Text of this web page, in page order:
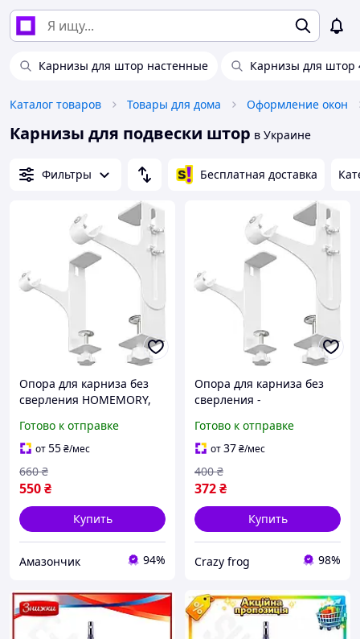
Карнизы для штор настенные Карнизы для штор
Каталог товаров Товары для дома Оформление окон
Карнизы для подвески штор в Украине
Фильтры Бесплатная доставка
Опора для карниза без
сверления HOMEMORY,
инструментов,
регулируемая 14 25 см,
белая, комплект 2 шт
Готово к отправке
от55₴/мес
550₴
660 ₴
Купить
Амазончик 94%
Опора для карниза без
сверления -
сверления, Карниз для
шкафа с ролетами,
высота от 14 до 25 см,
белый, уп
Готово к отправке
от37₴/мес
372₴
400 ₴
Купить
Crazy frog 98%